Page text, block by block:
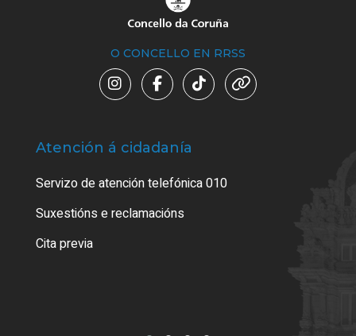
O CONCELLO EN RRSS
Atención á cidadanía
Servizo de atención telefónica 010
Suxestións e reclamacións
Cita previa